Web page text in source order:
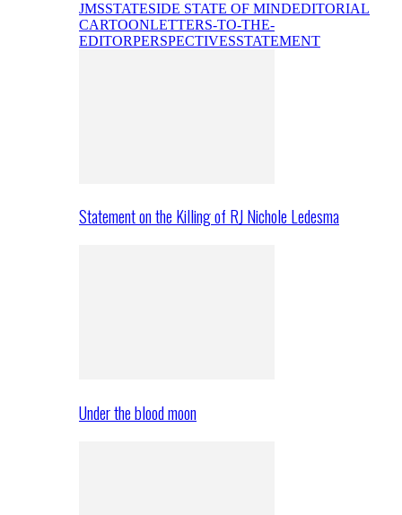
JMSSTATESIDE STATE OF MINDEDITORIAL
CARTOONLETTERS-TO-THE-
EDITORPERSPECTIVESSTATEMENT
Statement on the Killing of RJ Nichole Ledesma
Under the blood moon